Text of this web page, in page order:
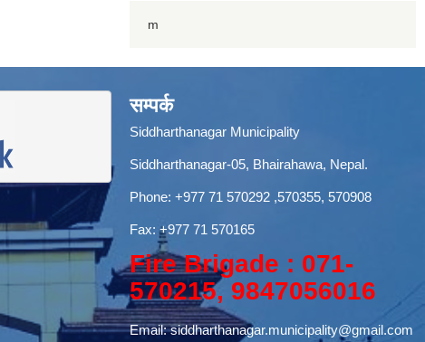
m
सम्पर्क
Siddharthanagar Municipality
Siddharthanagar-05, Bhairahawa, Nepal.
Phone: +977 71 570292 ,570355, 570908
Fax: +977 71 570165
Fire Brigade : 071-
570215, 9847056016
Email:siddharthanagar.municipality@gmail.com